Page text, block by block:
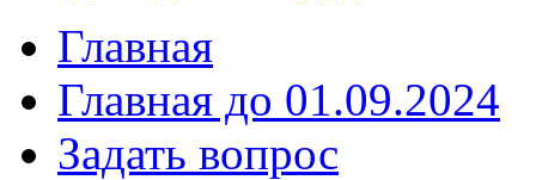
Главная
Главная до 01.09.2024
Задать вопрос